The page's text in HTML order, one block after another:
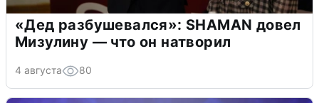
«Дед разбушевался»: SHAMAN довел
Мизулину — что он натворил
4 августа 80